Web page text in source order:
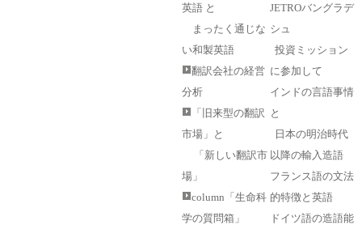
英語 と
まったく通じな
い和製英語
翻訳会社の経営
分析
「旧来型の翻訳
市場」と
「新しい翻訳市
場」
column「生命科
学の質問箱」
JETROバングラデ
シュ
投資ミッション
に参加して
インドの言語事情
と
日本の明治時代
以降の輸入造語
フランス語の文法
的特徴と英語
ドイツ語の造語能